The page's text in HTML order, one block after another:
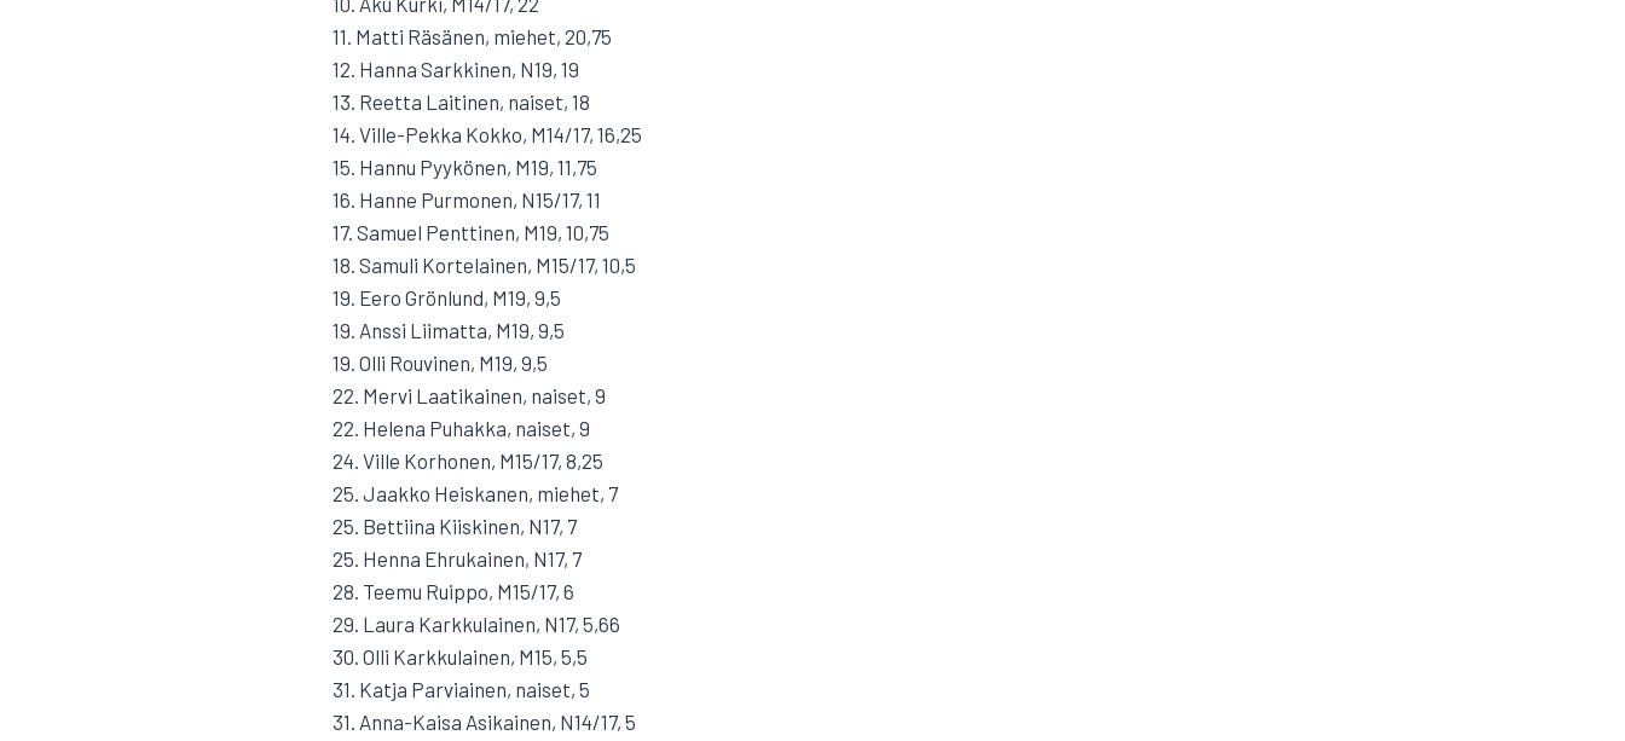
11. Matti Räsänen, miehet, 20,75
12. Hanna Sarkkinen, N19, 19
13. Reetta Laitinen, naiset, 18
14. Ville-Pekka Kokko, M14/17, 16,25
15. Hannu Pyykönen, M19, 11,75
16. Hanne Purmonen, N15/17, 11
17. Samuel Penttinen, M19, 10,75
18. Samuli Kortelainen, M15/17, 10,5
19. Eero Grönlund, M19, 9,5
19. Anssi Liimatta, M19, 9,5
19. Olli Rouvinen, M19, 9,5
22. Mervi Laatikainen, naiset, 9
22. Helena Puhakka, naiset, 9
24. Ville Korhonen, M15/17, 8,25
25. Jaakko Heiskanen, miehet, 7
25. Bettiina Kiiskinen, N17, 7
25. Henna Ehrukainen, N17, 7
28. Teemu Ruippo, M15/17, 6
29. Laura Karkkulainen, N17, 5,66
30. Olli Karkkulainen, M15, 5,5
31. Katja Parviainen, naiset, 5
31. Anna-Kaisa Asikainen, N14/17, 5